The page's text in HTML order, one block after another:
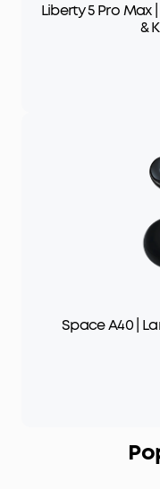
Liberty 5 Pro Max
&
Space A40 |